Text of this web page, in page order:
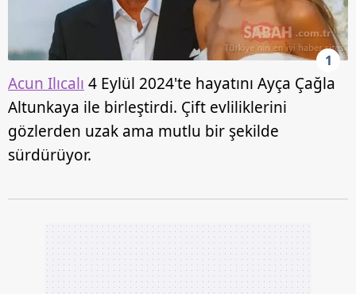
1
Acun Ilıcalı 4 Eylül 2024'te hayatını Ayça Çağla
Altunkaya ile birleştirdi. Çift evliliklerini
gözlerden uzak ama mutlu bir şekilde
sürdürüyor.